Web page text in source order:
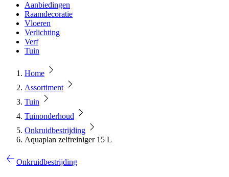
Aanbiedingen
Raamdecoratie
Vloeren
Verlichting
Verf
Tuin
Home
Assortiment
Tuin
Tuinonderhoud
Onkruidbestrijding
Aquaplan zelfreiniger 15 L
Onkruidbestrijding